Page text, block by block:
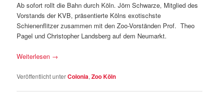
Ab sofort rollt die Bahn durch Köln. Jörn Schwarze, Mitglied des
Vorstands der KVB, präsentierte Kölns exotischste
Schienenflitzer zusammen mit den Zoo-Vorständen Prof. Theo
Pagel und Christopher Landsberg auf dem Neumarkt.
Weiterlesen →
Veröffentlicht unterColonia,Zoo Köln